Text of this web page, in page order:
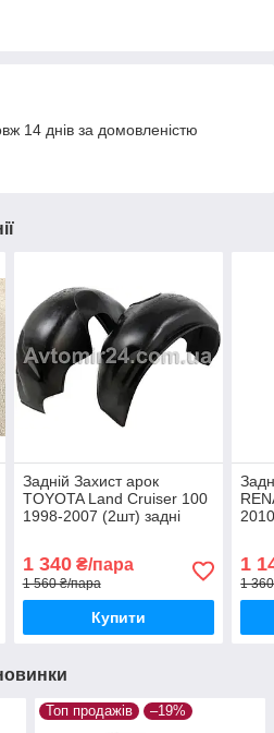
14 днів за домовленістю
Задній Захист арок
TOYOTA Land Cruiser 100
1998-2007 (2шт) задні
1 340₴/пара
1 560 ₴/пара
Купити
1
1
Топ продажів –19%